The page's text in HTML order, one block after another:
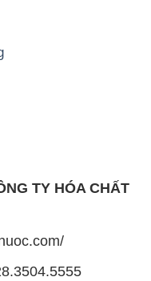
TY HÓA CHẤT